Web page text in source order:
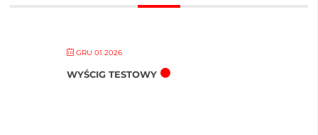
GRU 01 2026
WYŚCIG TESTOWY